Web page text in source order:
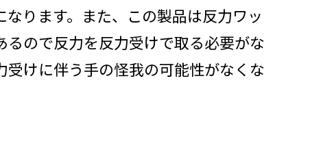
なります。また、この製品は反力ワッ
るので反力を反力受けで取る必要がな
受けに伴う手の怪我の可能性がなくな